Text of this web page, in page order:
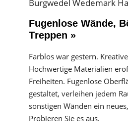
Fugenlose Wände,
Treppen »
Farblos war gestern.
Hochwertige Materialien
Freiheiten. Fugenlose
gestaltet, verleihen jedem
sonstigen Wänden ein
Probieren Sie es aus.